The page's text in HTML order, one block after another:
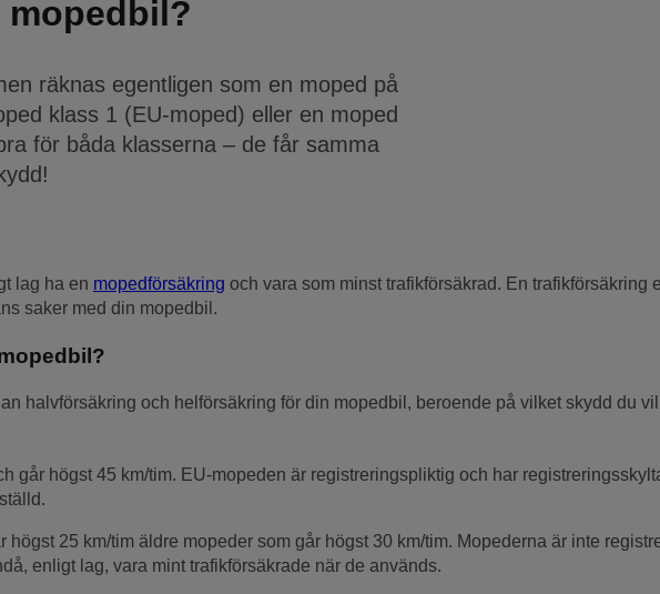
mopedbil?
räknas egentligen som en moped på
klass 1 (EU-moped) eller en moped
för båda klasserna – de får samma
lag ha en mopedförsäkring och vara som minst trafikförsäkrad. En trafikförsäkring
saker med din mopedbil.
halvförsäkring och helförsäkring för din mopedbil, beroende på vilket skydd du
går högst 45 km/tim. EU-mopeden är registreringspliktig och har
högst 25 km/tim äldre mopeder som går högst 30 km/tim. Mopederna är inte
enligt lag, vara mint trafikförsäkrade när de används.